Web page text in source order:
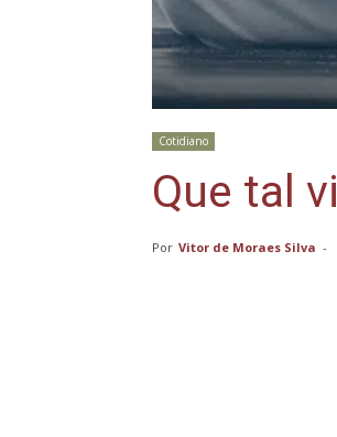
Cotidiano
Que tal
Por Vitor de Moraes Silva -